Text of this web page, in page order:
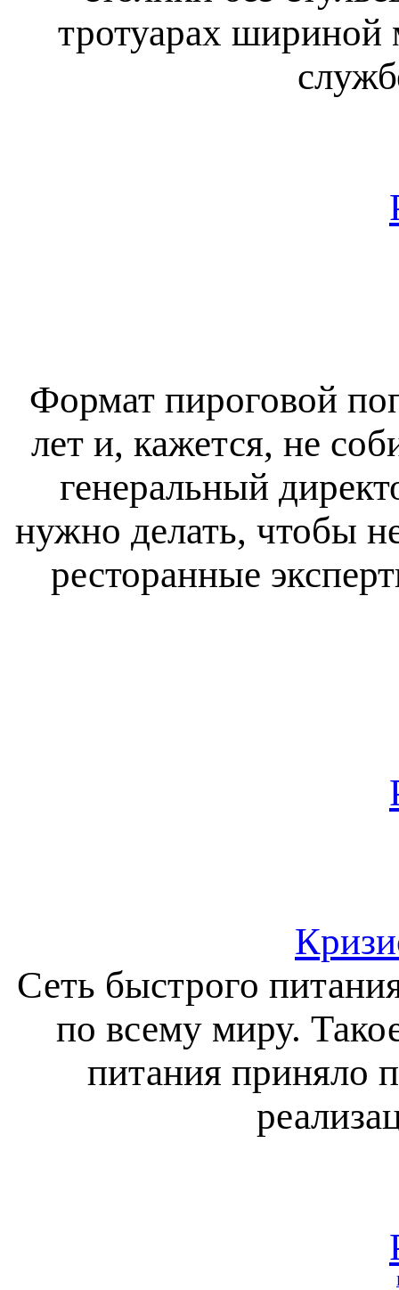
тротуарах шириной
Формат пироговой
лет и, кажется, не
генеральный
нужно делать, чтобы
ресторанные
Сеть быстрого
по всему миру.
питания приняло